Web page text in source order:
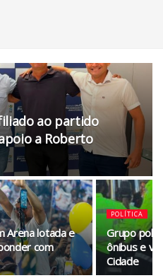
ao partido
a Roberto
Arena lotada e
com
POLÍTICA
Grupo
ônibus e
Cidade